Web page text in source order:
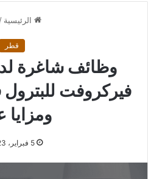
الرئيسية /
قطر
وظائف شاغرة
فيركروفت
ومزايا
5 فبراير، 2023